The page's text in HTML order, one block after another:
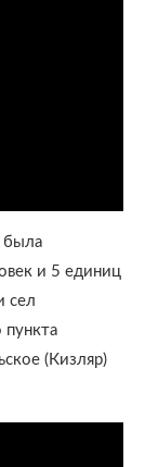
была
и 5 единиц
сел
пункта
(Кизляр)